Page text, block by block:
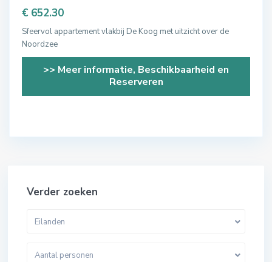
€ 652.30
Sfeervol appartement vlakbij De Koog met uitzicht over de
Noordzee
>> Meer informatie, Beschikbaarheid en
Reserveren
Verder zoeken
Eilanden
Aantal personen